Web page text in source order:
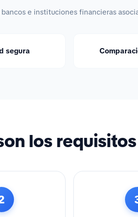
e instituciones financieras
segura
los